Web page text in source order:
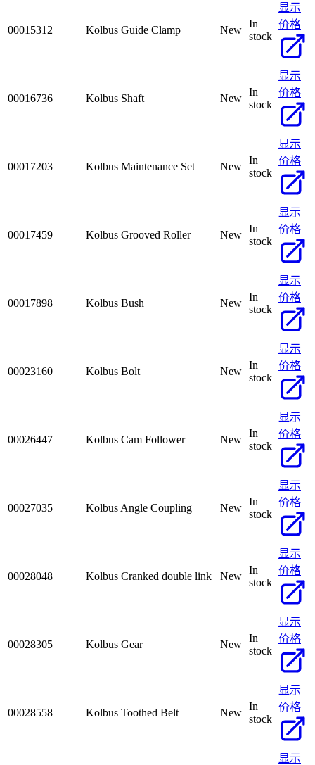
00015312 Kolbus Guide Clamp New
In
stock
显示
价格
00016736 Kolbus Shaft New
In
stock
显示
价格
00017203 Kolbus Maintenance Set New
In
stock
显示
价格
00017459 Kolbus Grooved Roller New
In
stock
显示
价格
00017898 Kolbus Bush New
In
stock
显示
价格
00023160 Kolbus Bolt New
In
stock
显示
价格
00026447 Kolbus Cam Follower New
In
stock
显示
价格
00027035 Kolbus Angle Coupling New
In
stock
显示
价格
00028048 Kolbus Cranked double link New
In
stock
显示
价格
00028305 Kolbus Gear New
In
stock
显示
价格
00028558 Kolbus Toothed Belt New
In
stock
显示
价格
显示